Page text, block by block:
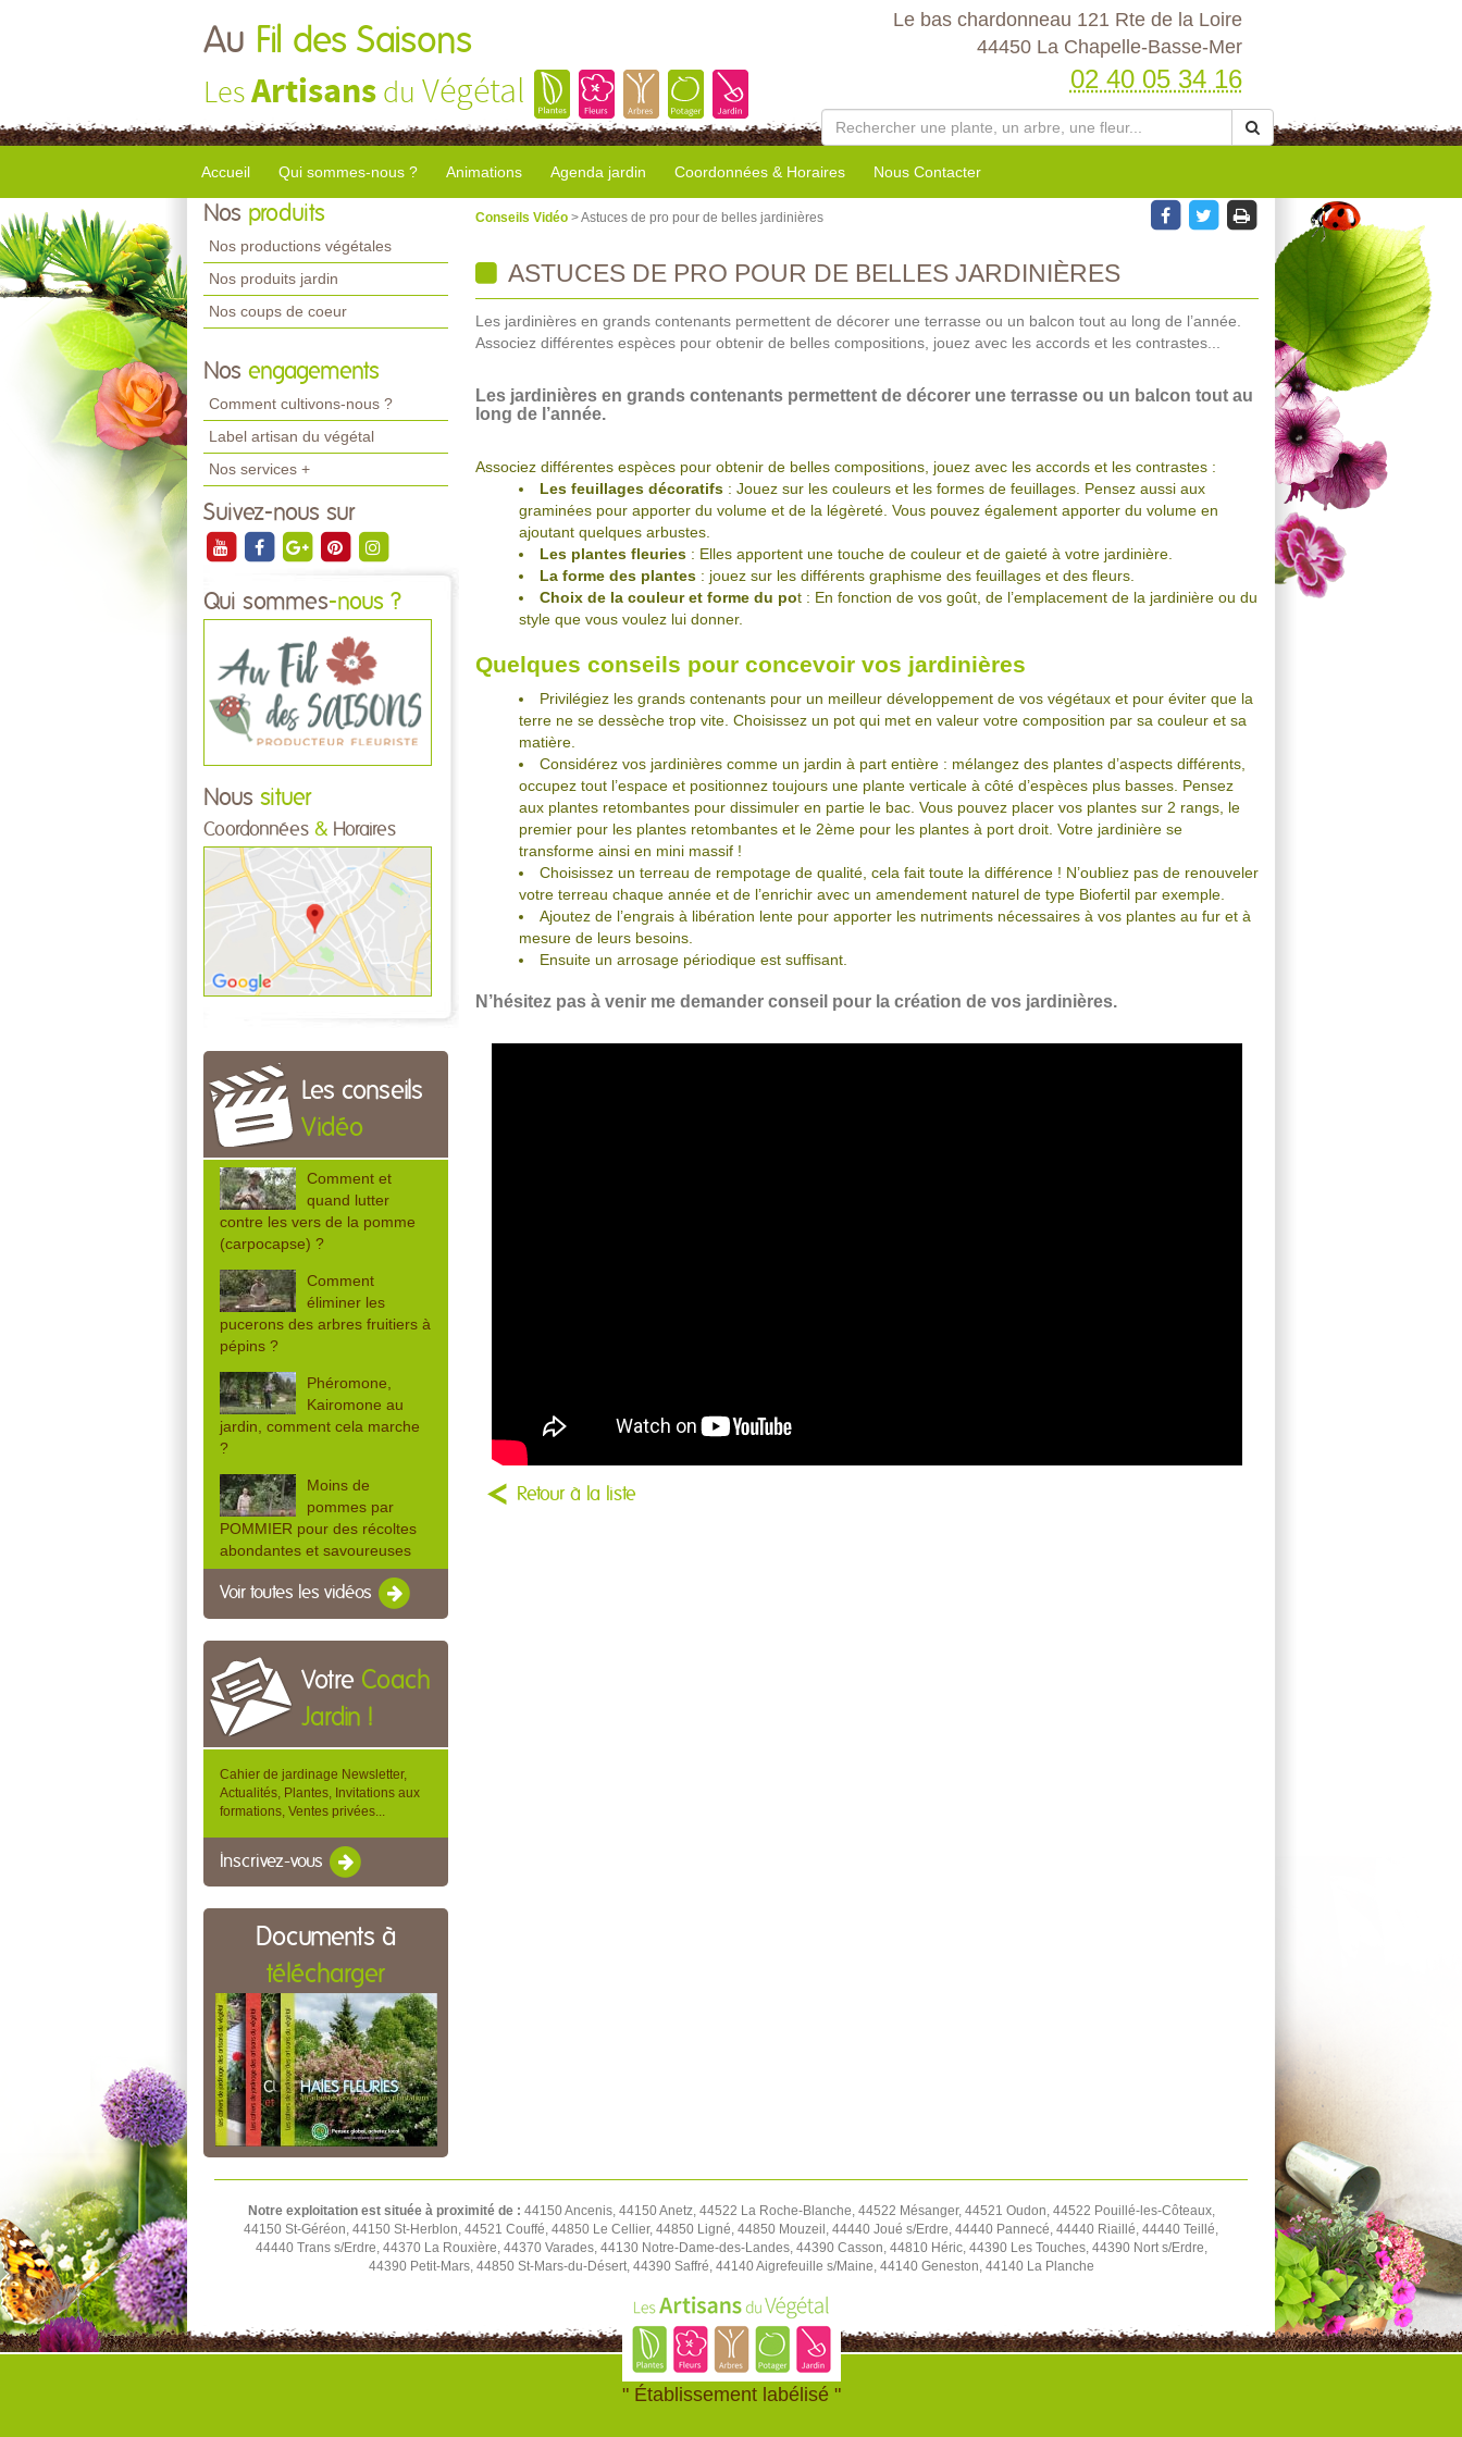
Au Fil des Saisons
LesArtisans du Végétal
Le bas chardonneau 121 Rte de la Loire
44450 La Chapelle-Basse-Mer
02 40 05 34 16
Accueil Qui sommes-nous ? Animations Agenda jardin Coordonnées & Horaires Nous Contacter
Nos produits
Nos productions végétales
Nos produits jardin
Nos coups de coeur
Nos engagements
Comment cultivons-nous ?
Label artisan du végétal
Nos services +
Suivez-nous sur
Qui sommes-nous ?
Nous situer
Coordonnées & Horaires
Les conseils
Vidéo
Comment et
quand lutter
contre les vers de la pomme
(carpocapse) ?
Comment
éliminer les
pucerons des arbres fruitiers à
pépins ?
Phéromone,
Kairomone au
jardin, comment cela marche
?
Moins de
pommes par
POMMIER pour des récoltes
abondantes et savoureuses
Voir toutes les vidéos
Votre Coach
Jardin !
Cahier de jardinage Newsletter,
Actualités, Plantes, Invitations aux
formations, Ventes privées...
Inscrivez-vous
Documents à
télécharger
Conseils Vidéo > Astuces de pro pour de belles jardinières
ASTUCES DE PRO POUR DE BELLES JARDINIÈRES
Les jardinières en grands contenants permettent de décorer une terrasse ou un balcon tout au long de l’année.
Associez différentes espèces pour obtenir de belles compositions, jouez avec les accords et les contrastes...
Les jardinières en grands contenants permettent de décorer une terrasse ou un balcon tout au
long de l’année.
Associez différentes espèces pour obtenir de belles compositions, jouez avec les accords et les contrastes :
Les feuillages décoratifs : Jouez sur les couleurs et les formes de feuillages. Pensez aussi aux
graminées pour apporter du volume et de la légèreté. Vous pouvez également apporter du volume en
ajoutant quelques arbustes.
Les plantes fleuries : Elles apportent une touche de couleur et de gaieté à votre jardinière.
La forme des plantes : jouez sur les différents graphisme des feuillages et des fleurs.
Choix de la couleur et forme du pot : En fonction de vos goût, de l’emplacement de la jardinière ou du
style que vous voulez lui donner.
Quelques conseils pour concevoir vos jardinières
Privilégiez les grands contenants pour un meilleur développement de vos végétaux et pour éviter que la
terre ne se dessèche trop vite. Choisissez un pot qui met en valeur votre composition par sa couleur et sa
matière.
Considérez vos jardinières comme un jardin à part entière : mélangez des plantes d’aspects différents,
occupez tout l’espace et positionnez toujours une plante verticale à côté d’espèces plus basses. Pensez
aux plantes retombantes pour dissimuler en partie le bac. Vous pouvez placer vos plantes sur 2 rangs, le
premier pour les plantes retombantes et le 2ème pour les plantes à port droit. Votre jardinière se
transforme ainsi en mini massif !
Choisissez un terreau de rempotage de qualité, cela fait toute la différence ! N’oubliez pas de renouveler
votre terreau chaque année et de l’enrichir avec un amendement naturel de type Biofertil par exemple.
Ajoutez de l’engrais à libération lente pour apporter les nutriments nécessaires à vos plantes au fur et à
mesure de leurs besoins.
Ensuite un arrosage périodique est suffisant.
N’hésitez pas à venir me demander conseil pour la création de vos jardinières.
Retour à la liste
Notre exploitation est située à proximité de : 44150 Ancenis, 44150 Anetz, 44522 La Roche-Blanche, 44522 Mésanger, 44521 Oudon, 44522 Pouillé-les-Côteaux,
44150 St-Géréon, 44150 St-Herblon, 44521 Couffé, 44850 Le Cellier, 44850 Ligné, 44850 Mouzeil, 44440 Joué s/Erdre, 44440 Pannecé, 44440 Riaillé, 44440 Teillé,
44440 Trans s/Erdre, 44370 La Rouxière, 44370 Varades, 44130 Notre-Dame-des-Landes, 44390 Casson, 44810 Héric, 44390 Les Touches, 44390 Nort s/Erdre,
44390 Petit-Mars, 44850 St-Mars-du-Désert, 44390 Saffré, 44140 Aigrefeuille s/Maine, 44140 Geneston, 44140 La Planche
" Établissement labélisé "